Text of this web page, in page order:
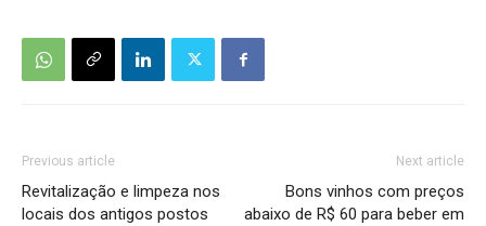
Previous article
Revitalização e limpeza nos
locais dos antigos postos
Next article
Bons vinhos com preços
abaixo de R$ 60 para beber em